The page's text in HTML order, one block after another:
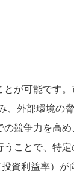
とが可能です。
、外部環境の
競争力を高め
うことで、特定
資利益率）が